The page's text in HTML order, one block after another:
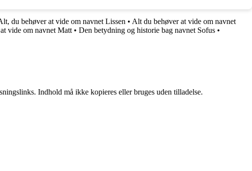
du behøver at vide om navnet Lissen • Alt du behøver at vide om navnet
vide om navnet Matt • Den betydning og historie bag navnet Sofus •
Indhold må ikke kopieres eller bruges uden tilladelse.